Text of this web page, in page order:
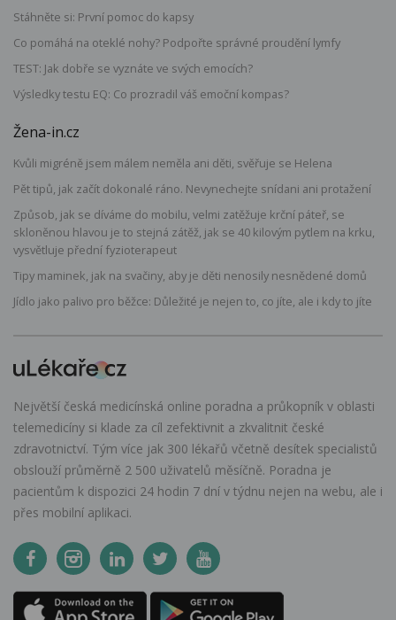
Stáhněte si: První pomoc do kapsy
Co pomáhá na oteklé nohy? Podpořte správné proudění lymfy
TEST: Jak dobře se vyznáte ve svých emocích?
Výsledky testu EQ: Co prozradil váš emoční kompas?
Žena-in.cz
Kvůli migréně jsem málem neměla ani děti, svěřuje se Helena
Pět tipů, jak začít dokonalé ráno. Nevynechejte snídani ani protažení
Způsob, jak se díváme do mobilu, velmi zatěžuje krční páteř, se
skloněnou hlavou je to stejná zátěž, jak se 40 kilovým pytlem na krku,
vysvětluje přední fyzioterapeut
Tipy maminek, jak na svačiny, aby je děti nenosily nesnědené domů
Jídlo jako palivo pro běžce: Důležité je nejen to, co jíte, ale i kdy to jíte
Největší česká medicínská online poradna a průkopník v oblasti
telemedicíny si klade za cíl zefektivnit a zkvalitnit české
zdravotnictví. Tým více jak 300 lékařů včetně desítek specialistů
obslouží průměrně 2 500 uživatelů měsíčně. Poradna je
pacientům k dispozici 24 hodin 7 dní v týdnu nejen na webu, ale i
přes mobilní aplikaci.